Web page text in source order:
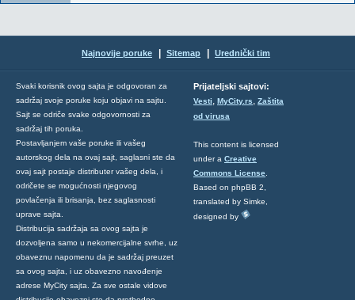
Najnovije poruke Sitemap Urednički tim
Svaki korisnik ovog sajta je odgovoran za
sadržaj svoje poruke koju objavi na sajtu.
Sajt se odriče svake odgovornosti za
sadržaj tih poruka.
Postavljanjem vaše poruke ili vašeg
autorskog dela na ovaj sajt, saglasni ste da
ovaj sajt postaje distributer vašeg dela, i
odričete se mogućnosti njegovog
povlačenja ili brisanja, bez saglasnosti
uprave sajta.
Distribucija sadržaja sa ovog sajta je
dozvoljena samo u nekomercijalne svrhe, uz
obaveznu napomenu da je sadržaj preuzet
sa ovog sajta, i uz obavezno navođenje
adrese MyCity sajta. Za sve ostale vidove
Prijateljski sajtovi:
Vesti, MyCity.rs, Zaštita
od virusa
This content is licensed
under a Creative
Commons License
Based on phpBB 2,
translated by Simke,
designed by